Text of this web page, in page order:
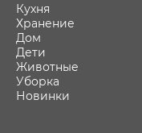
Кухня
Хранение
Дом
Дети
Животные
Уборка
Новинки